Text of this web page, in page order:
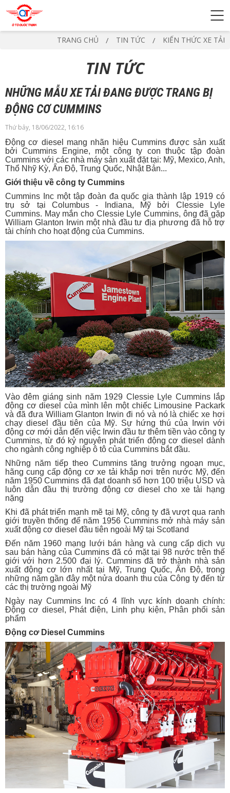
TRANG CHỦ TIN TỨC KIẾN THỨC XE TẢI
TIN TỨC
NHỮNG MẪU XE TẢI ĐANG ĐƯỢC TRANG BỊ
ĐỘNG CƠ CUMMINS
Thứ bảy, 18/06/2022, 16:16
Động cơ diesel mang nhãn hiệu Cummins được sản xuất
bởi Cummins Engine, một công ty con thuộc tập đoàn
Cummins với các nhà máy sản xuất đặt tại: Mỹ, Mexico, Anh,
Thổ Nhỹ Kỳ, Ấn Độ, Trung Quốc, Nhật Bản...
Giới thiệu về công ty Cummins
Cummins Inc một tập đoàn đa quốc gia thành lập 1919 có
trụ sở tại Columbus - Indiana, Mỹ bởi Clessie Lyle
Cummins. May mắn cho Clessie Lyle Cummins, ông đã gặp
William Glanton Irwin một nhà đầu tư địa phương đã hỗ trợ
tài chính cho hoạt động của Cummins.
Vào đêm giáng sinh năm 1929 Clessie Lyle Cummins lắp
động cơ diesel của mình lên một chiếc Limousine Packark
và đã đưa William Glanton Irwin đi nó và nó là chiếc xe hơi
chạy diesel đầu tiên của Mỹ. Sự hứng thú của Irwin với
động cơ mới dẫn đến việc Irwin đầu tư thêm tiền vào công ty
Cummins, từ đó kỷ nguyên phát triển động cơ diesel dành
cho ngành công nghiệp ô tô của Cummins bắt đầu.
Những năm tiếp theo Cummins tăng trưởng ngoạn mục,
hãng cung cấp động cơ xe tải khắp nơi trên nước Mỹ, đến
năm 1950 Cummins đã đạt doanh số hơn 100 triệu USD và
luôn dẫn đầu thị trường động cơ diesel cho xe tải hạng
nặng
Khi đã phát triển mạnh mẽ tại Mỹ, công ty đã vượt qua ranh
giới truyền thống để năm 1956 Cummins mở nhà máy sản
xuất động cơ diesel đầu tiên ngoài Mỹ tại Scotland
Đến năm 1960 mạng lưới bán hàng và cung cấp dịch vụ
sau bán hàng của Cummins đã có mặt tại 98 nước trên thế
giới với hơn 2.500 đại lý. Cummins đã trở thành nhà sản
xuất động cơ lớn nhất tại Mỹ, Trung Quốc, Ấn Độ, trong
những năm gần đây một nửa doanh thu của Công ty đến từ
các thị trường ngoài Mỹ
Ngày nay Cummins Inc có 4 lĩnh vực kính doanh chính:
Động cơ diesel, Phát điện, Linh phụ kiện, Phân phối sản
phẩm
Động cơ Diesel Cummins